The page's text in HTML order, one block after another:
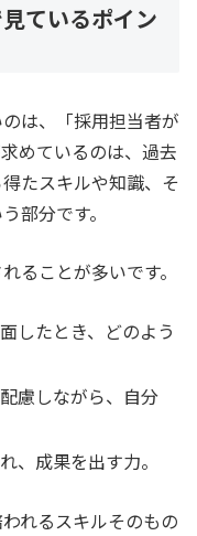
ているポイン
は、「採用担当者が
めているのは、過去
たスキルや知識、そ
部分です。
ることが多いです。
したとき、どのよう
慮しながら、自分
、成果を出す力。
れるスキルそのもの